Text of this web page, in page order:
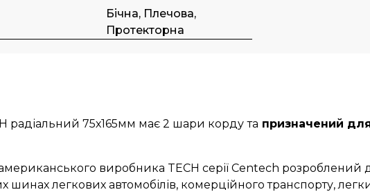
Бічна, Плечова,
Протекторна
радіальний 75х165мм має 2 шари корду та призначений
виробника TECH серії Centech
легкових автомобілів, комерційного транспорту,